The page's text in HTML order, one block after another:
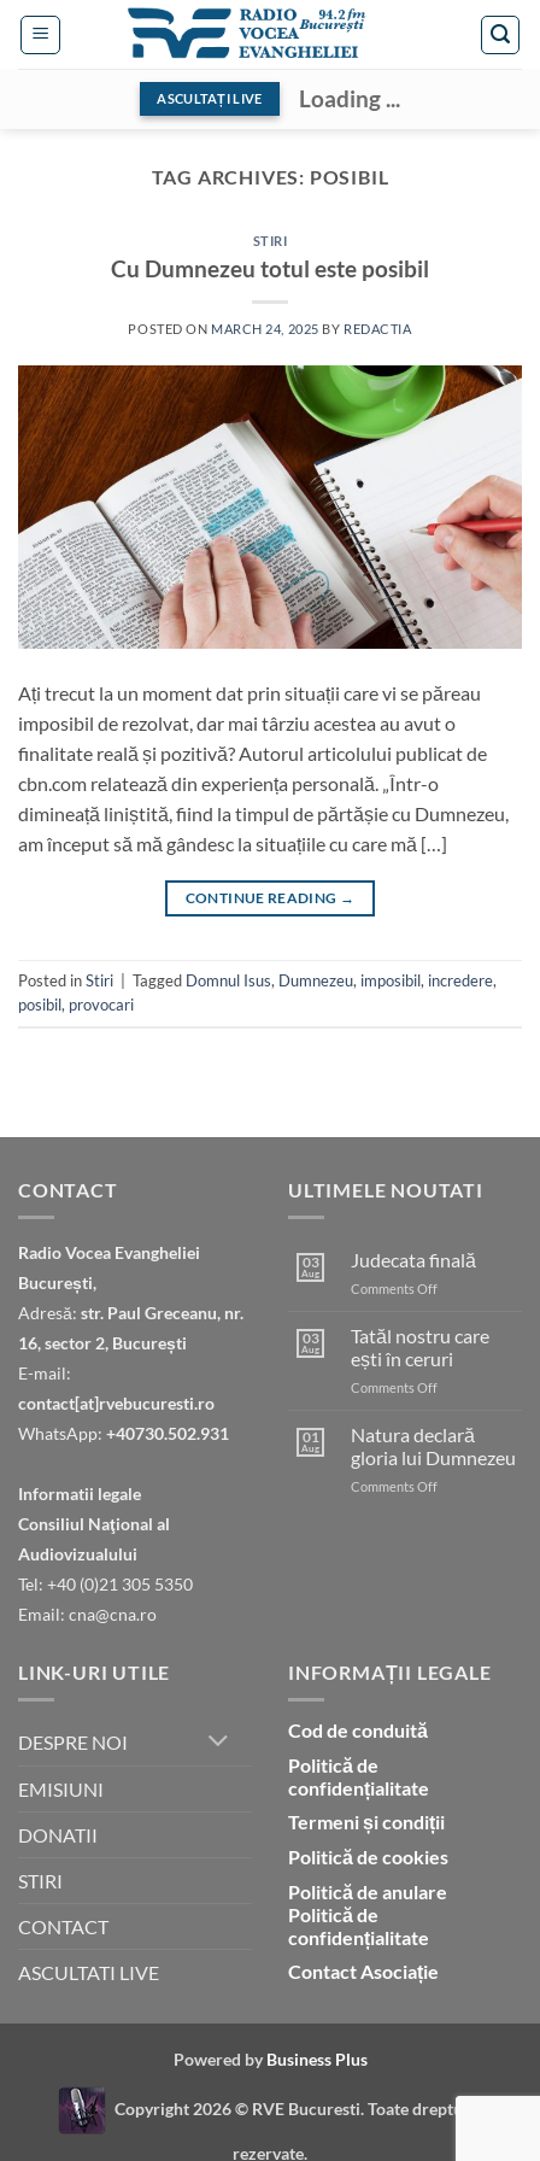
Skip
ASCULTAȚI LIVE Loading ...
TAG ARCHIVES: POSIBIL
STIRI
Cu Dumnezeu totul este posibil
POSTED ON MARCH 24, 2025 BY REDACTIA
Ați trecut la un moment dat prin situații care vi se păreau
imposibil de rezolvat, dar mai târziu acestea au avut o
finalitate reală și pozitivă? Autorul articolului publicat de
cbn.com relatează din experiența personală. „Într-o
dimineață liniștită, fiind la timpul de părtășie cu Dumnezeu,
am început să mă gândesc la situațiile cu care mă […]
CONTINUE READING →
Posted inStiri Tagged Domnul Isus, Dumnezeu, imposibil, incredere,
posibil, provocari
CONTACT
Radio Vocea Evangheliei
București,
Adresă: str. Paul Greceanu, nr.
16, sector 2, București
E-mail:
contact[at]rvebucuresti.ro
WhatsApp: +40730.502.931
Informatii legale
Consiliul Naţional al
Audiovizualului
Tel: +40 (0)21 305 5350
Email: cna@cna.ro
ULTIMELE NOUTATI
03
Aug
Judecata finală
Comments Offon
03
Aug
Tatăl nostru care
ești în ceruri
Comments Offon
nostru
care
ești
în
01
Aug
Natura declară
gloria lui Dumnezeu
Comments Offon
LINK-URI UTILE
DESPRE NOI
EMISIUNI
DONATII
STIRI
CONTACT
ASCULTATI LIVE
INFORMAȚII LEGALE
Cod de conduită
Politică de
confidențialitate
Termeni și condiții
Politică de cookies
Politică de anulare
Politică de
confidențialitate
Contact Asociație
Powered by Business Plus
Copyright 2026 © RVE Bucuresti. Toate drepturile
rezervate.